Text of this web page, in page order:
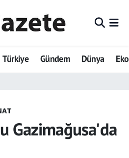
Türkiye Gündem Dünya
Gazimağusa'da